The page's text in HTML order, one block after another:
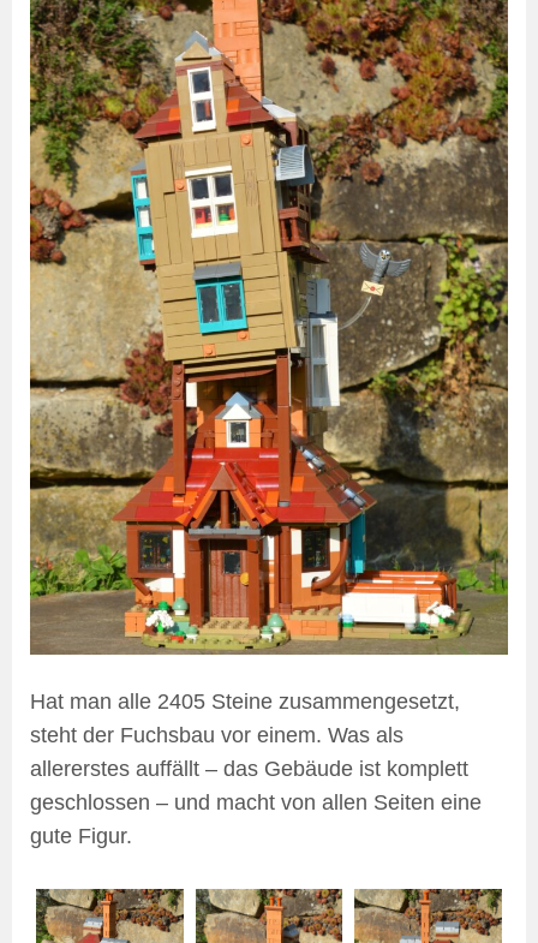
Hat man alle 2405 Steine zusammengesetzt,
steht der Fuchsbau vor einem. Was als
allererstes auffällt – das Gebäude ist komplett
geschlossen – und macht von allen Seiten eine
gute Figur.